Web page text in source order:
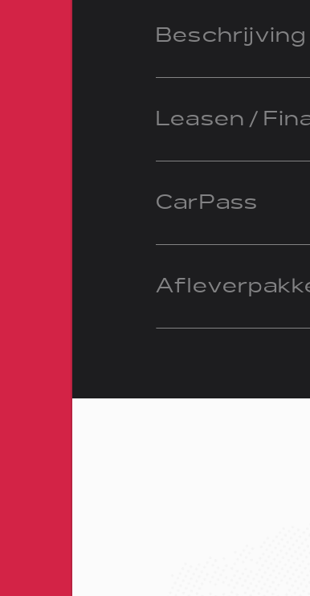
Beschrijving
Leasen /
CarPass